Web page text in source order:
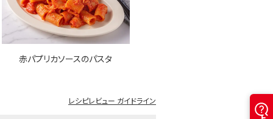
赤パプリカソースのパスタ
レシピレビュー ガイドライン